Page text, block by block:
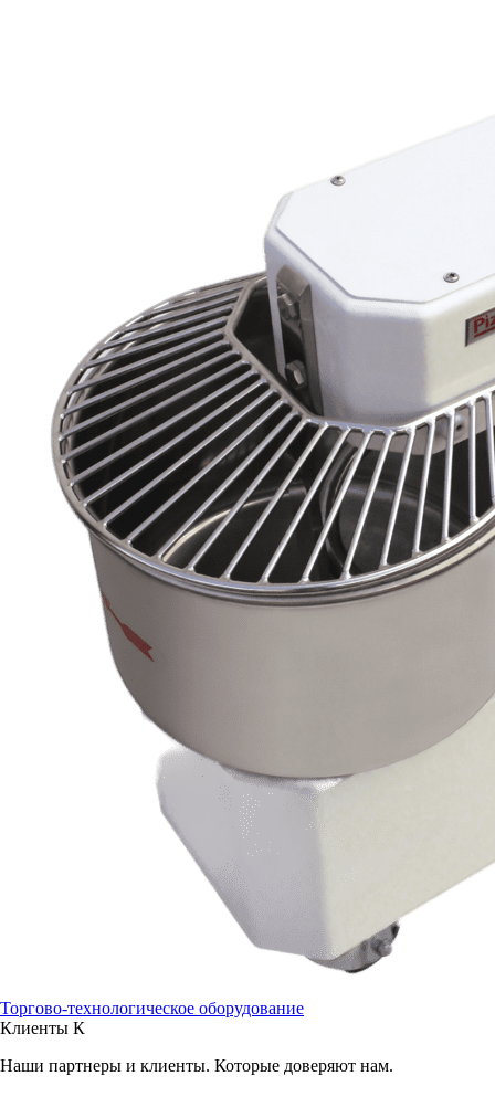
Торгово-технологическое оборудование
Клиенты К
Наши партнеры и клиенты. Которые доверяют нам.